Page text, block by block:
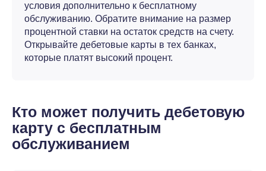
условия дополнительно к бесплатному
обслуживанию. Обратите внимание на размер
процентной ставки на остаток средств на счету.
Открывайте дебетовые карты в тех банках,
которые платят высокий процент.
Кто может получить дебетовую
карту с бесплатным
обслуживанием